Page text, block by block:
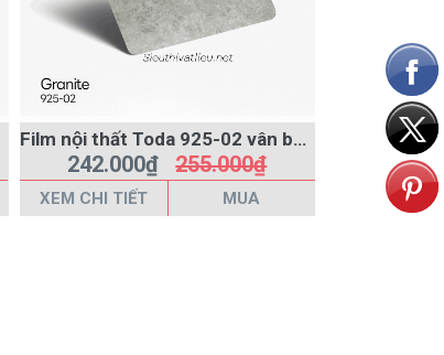
Film nội thất Toda 925-02 vân betong màu xám
242.000₫255.000₫
XEM CHI TIẾT MUA